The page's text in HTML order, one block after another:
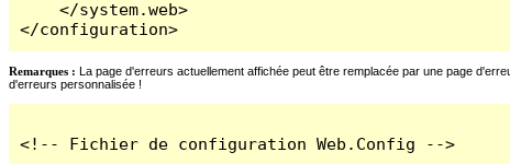
    </system.web>
</configuration>
Remarques : La page d'erreurs actuellement affichée peut être remplacée par une page
d'erreurs personnalisée !
<!-- Fichier de configuration Web.Config -->